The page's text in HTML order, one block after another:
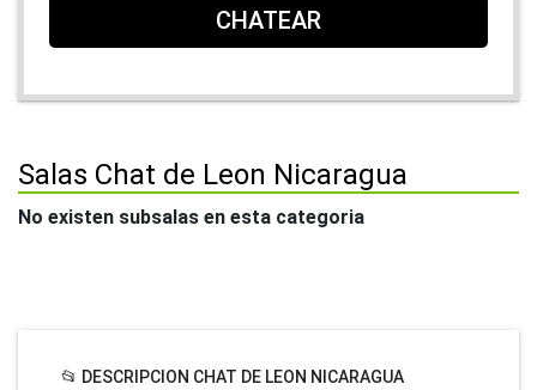
CHATEAR
Salas Chat de Leon Nicaragua
No existen subsalas en esta categoria
📂 DESCRIPCION CHAT DE LEON NICARAGUA